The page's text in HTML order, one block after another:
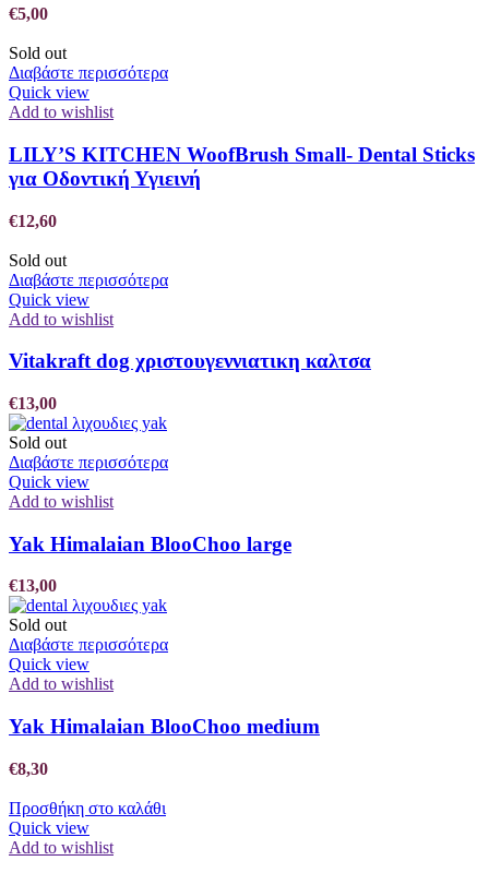
€5,00
Sold out
Διαβάστε περισσότερα
Quick view
Add to wishlist
LILY’S KITCHEN WoofBrush Small- Dental Sticks
για Οδοντική Υγιεινή
€12,60
Sold out
Διαβάστε περισσότερα
Quick view
Add to wishlist
Vitakraft dog χριστουγεννιατικη καλτσα
€13,00
Sold out
Διαβάστε περισσότερα
Quick view
Add to wishlist
Yak Himalaian BlooChoo large
€13,00
Sold out
Διαβάστε περισσότερα
Quick view
Add to wishlist
Yak Himalaian BlooChoo medium
€8,30
Προσθήκη στο καλάθι
Quick view
Add to wishlist